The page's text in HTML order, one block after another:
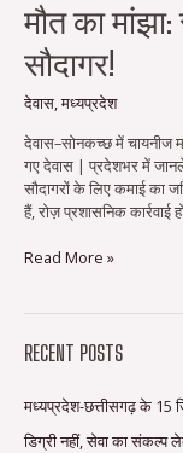
मौत का
सौदागर!
देवास,मध्यप्रदेश
देवास–सोनकच्छ में चायनीज
गए देवास | प्रदेशभर में
सौदागरों के लिए कमाई का
हैं, रोज़ प्रशासनिक कार्रवाई
Read More »
RECENT POSTS
मध्यप्रदेश-छत्तीसगढ़ के 15
डिग्री नहीं, सेवा का संकल्प